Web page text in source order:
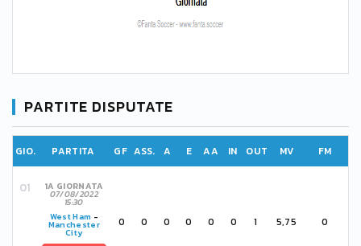
PARTITE DISPUTATE
GIO. PARTITA GF ASS. A E AA IN OUT MV FM
1A GIORNATA
07/08/2022
15:30
West Ham -
Manchester
City
0 0 0 0 0 0 1 5,75 0